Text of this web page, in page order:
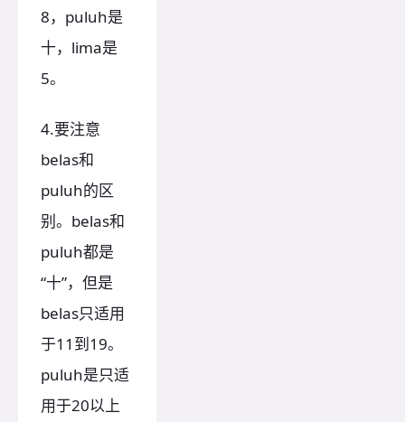
8，puluh是
十，lima是
5。
4.要注意
belas和
puluh的区
别。belas和
puluh都是
“十”，但是
belas只适用
于11到19。
puluh是只适
用于20以上